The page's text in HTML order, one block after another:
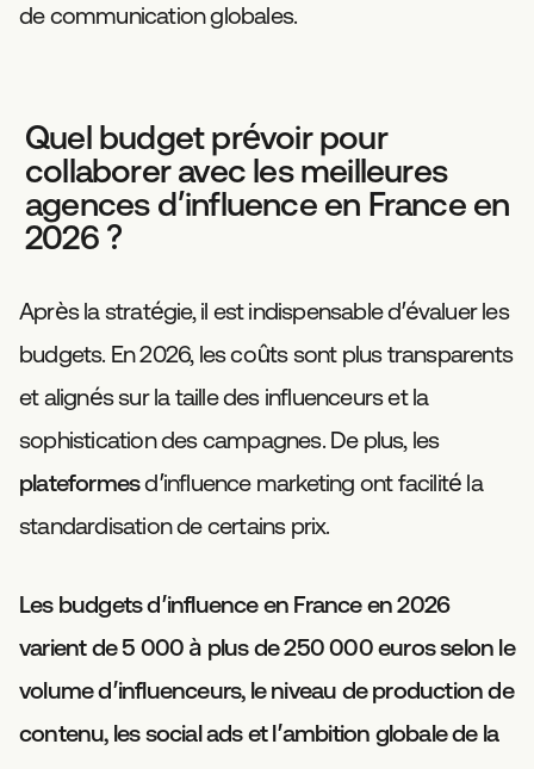
de communication globales.
Quel budget prévoir pour
collaborer avec les meilleures
agences d’influence en France en
2026 ?
Après la stratégie, il est indispensable d’évaluer les
budgets. En 2026, les coûts sont plus transparents
et alignés sur la taille des influenceurs et la
sophistication des campagnes. De plus, les
plateformesd’influence marketing ont facilité la
standardisation de certains prix.
Les budgets d’influence en France en 2026
varient de 5 000 à plus de 250 000 euros selon le
volume d’influenceurs, le niveau de production de
contenu, les social ads et l’ambition globale de la